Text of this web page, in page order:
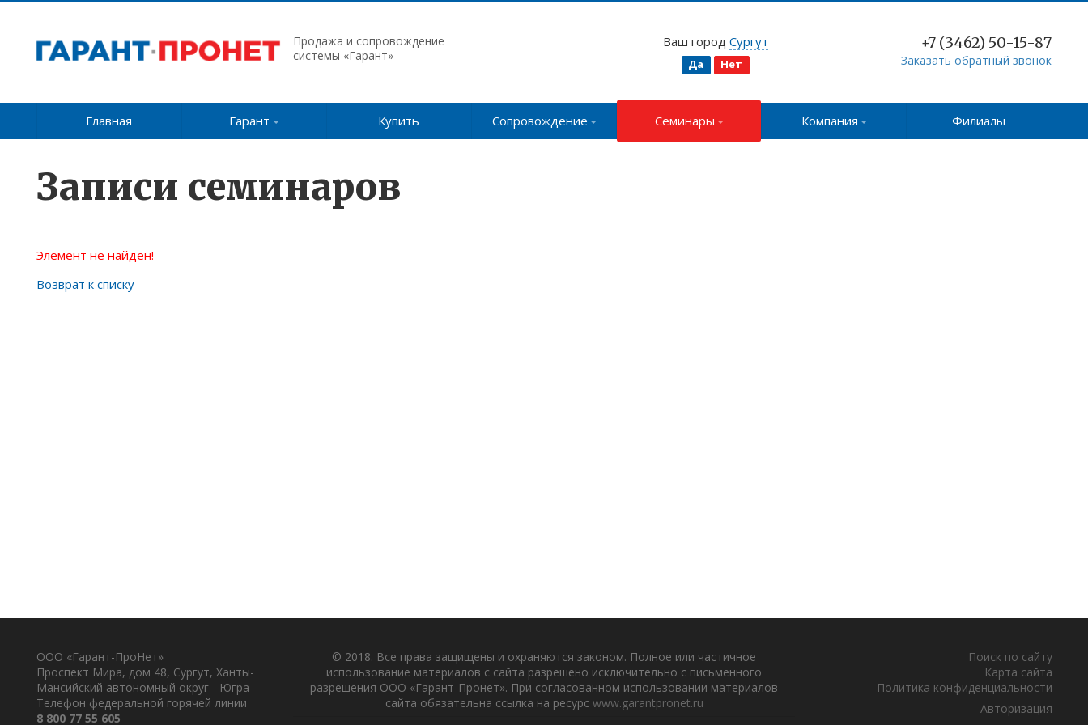
Продажа и сопровождение
системы «Гарант»
Ваш город Сургут
Да Нет
+7 (3462) 50-15-87
Заказать обратный звонок
Главная Гарант Купить Сопровождение Семинары Компания Филиалы
Записи семинаров
Элемент не найден!
Возврат к списку
ООО «Гарант-ПроНет»
Проспект Мира, дом 48, Сургут, Ханты-
Мансийский автономный округ - Югра
Телефон федеральной горячей линии
8 800 77 55 605
© 2018. Все права защищены и охраняются законом. Полное или частичное
использование материалов с сайта разрешено исключительно с письменного
разрешения ООО «Гарант-Пронет». При согласованном использовании материалов
сайта обязательна ссылка на ресурс www.garantpronet.ru
Поиск по сайту
Карта сайта
Политика конфиденциальности
Авторизация